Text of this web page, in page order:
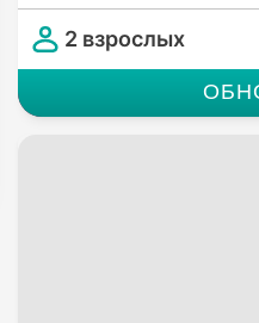
2 взрослых